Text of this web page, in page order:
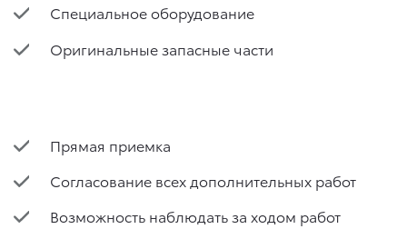
Специальное оборудование
Оригинальные запасные части
Прямая приемка
Согласование всех дополнительных работ
Возможность наблюдать за ходом работ